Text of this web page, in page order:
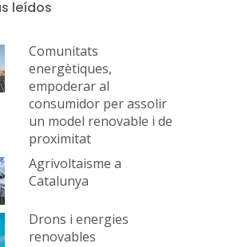
leídos
Comunitats
energètiques,
empoderar al
consumidor per assolir
un model renovable i de
proximitat
Agrivoltaisme a
Catalunya
Drons i energies
renovables